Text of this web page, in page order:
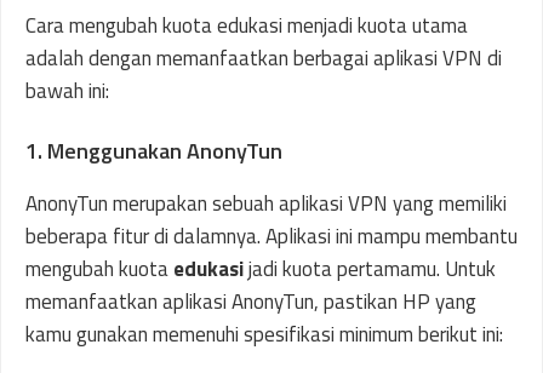
Cara mengubah kuota edukasi menjadi kuota utama
adalah dengan memanfaatkan berbagai aplikasi VPN di
bawah ini:
1. Menggunakan AnonyTun
AnonyTun merupakan sebuah aplikasi VPN yang memiliki
beberapa fitur di dalamnya. Aplikasi ini mampu membantu
mengubah kuotaedukasijadi kuota pertamamu. Untuk
memanfaatkan aplikasi AnonyTun, pastikan HP yang
kamu gunakan memenuhi spesifikasi minimum berikut ini: